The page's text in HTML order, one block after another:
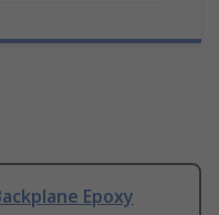
Epoxy